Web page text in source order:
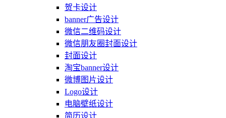
贺卡设计
banner广告设计
微信二维码设计
微信朋友圈封面设计
封面设计
淘宝banner设计
微博图片设计
Logo设计
电脑壁纸设计
简历设计